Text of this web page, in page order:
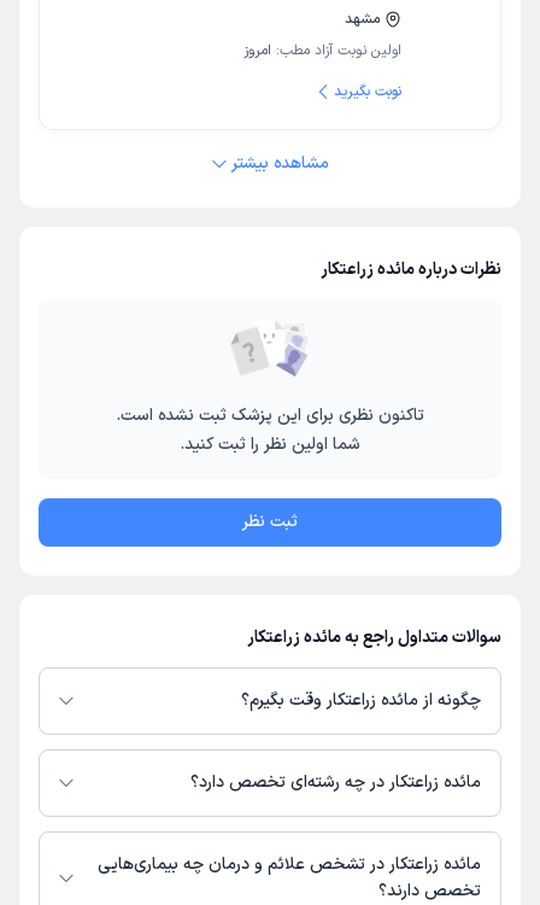
مشهد
اولین نوبت آزاد مطب: امروز
نوبت بگیرید
مشاهده بیشتر
نظرات درباره مائده زراعتکار
تاکنون نظری برای این پزشک ثبت نشده است.
شما اولین نظر را ثبت کنید.
ثبت نظر
سوالات متداول راجع به مائده زراعتکار
چگونه از مائده زراعتکار وقت بگیرم؟
در صورتی کهمائده زراعتکاردارای پروفایل فعال و نوبت‌دهی باز در پلتفرم دکترتو
باشند، می‌توانید از طریق این پلتفرم برای دریافت نوبت اقدام کنید. در صورت
شماره تماس، برنامه حضور در مطب، تصاویر پزشک، ساعات کاری و سایر اطلاعات
مرتبط با خدمات پزشکی و نوبت‌گیری ممکن است در پروفایل ایشان در دکترتو در
دسترس باشد
مائده زراعتکار در چه رشته‌ای تخصص دارد؟
مائده زراعتکار در رشته‌های زیر (پیراپزشکی) تخصص دارند:
مامایی
مائده زراعتکار در تشخص علائم و درمان چه بیماری‌هایی
تخصص دارند؟